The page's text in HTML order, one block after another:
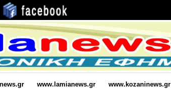
www.lamianews.gr www.kozaninews.gr